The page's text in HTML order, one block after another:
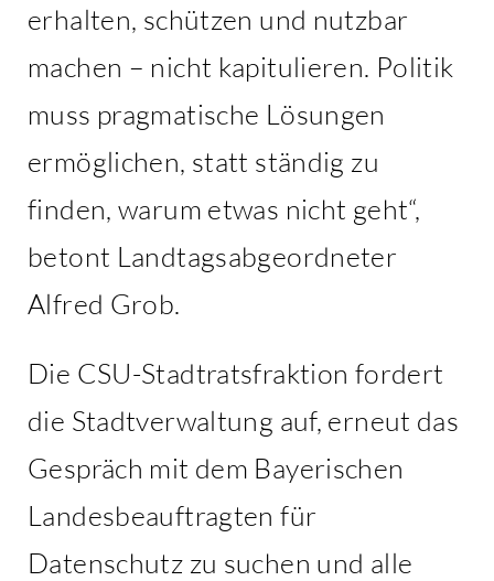
erhalten, schützen und nutzbar
machen – nicht kapitulieren. Politik
muss pragmatische Lösungen
ermöglichen, statt ständig zu
finden, warum etwas nicht geht“,
betont Landtagsabgeordneter
Alfred Grob.
Die CSU-Stadtratsfraktion fordert
die Stadtverwaltung auf, erneut das
Gespräch mit dem Bayerischen
Landesbeauftragten für
Datenschutz zu suchen und alle